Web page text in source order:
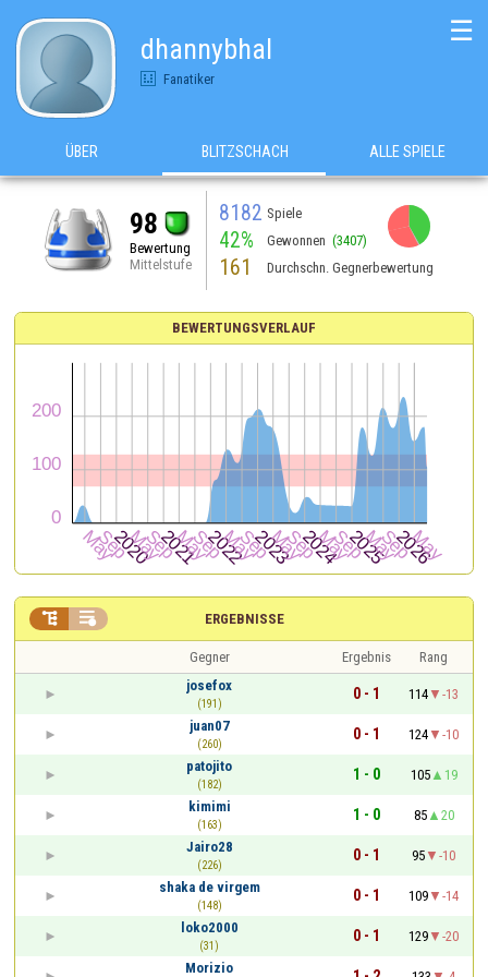
dhannybhal
Fanatiker
☰
ÜBER BLITZSCHACH ALLE SPIELE
98
Bewertung
Mittelstufe
8182 Spiele
42% Gewonnen (3407)
161 Durchschn. Gegnerbewertung
BEWERTUNGSVERLAUF
ERGEBNISSE
 
Gegner Ergebnis
Rang
josefox
(191)
0 - 1 114
-13
juan07
(260)
0 - 1 124
-10
patojito
(182)
1 - 0 105
19
kimimi
(163)
1 - 0 85
20
Jairo28
(226)
0 - 1 95
-10
shaka de virgem
(148)
0 - 1 109
-14
loko2000
(31)
0 - 1 129
-20
Morizio